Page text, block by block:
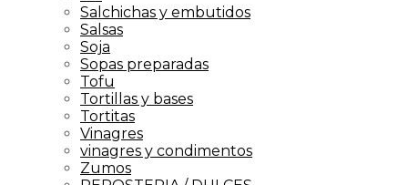
Salchichas y embutidos
Salsas
Soja
Sopas preparadas
Tofu
Tortillas y bases
Tortitas
Vinagres
vinagres y condimentos
Zumos